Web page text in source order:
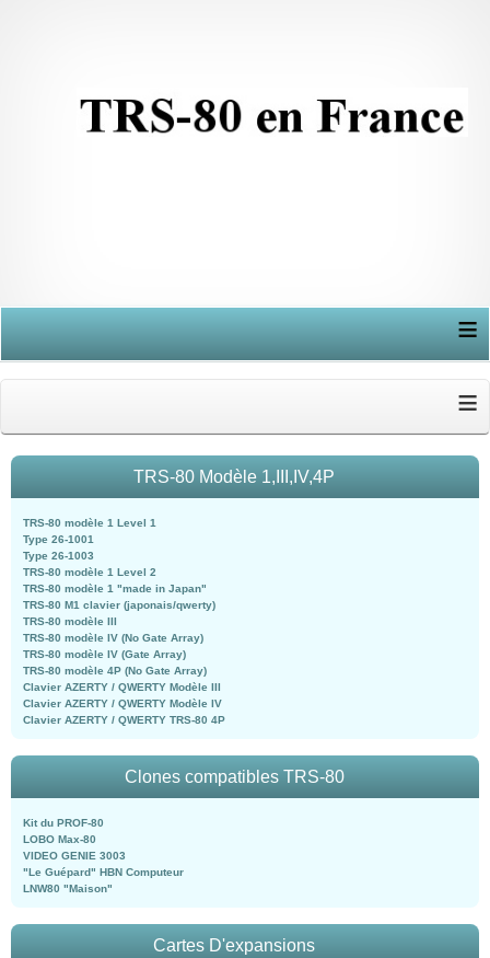
≡
≡
TRS-80 Modèle 1,III,IV,4P
TRS-80 modèle 1 Level 1
Type 26-1001
Type 26-1003
TRS-80 modèle 1 Level 2
TRS-80 modèle 1 "made in Japan"
TRS-80 M1 clavier (japonais/qwerty)
TRS-80 modèle III
TRS-80 modèle IV (No Gate Array)
TRS-80 modèle IV (Gate Array)
TRS-80 modèle 4P (No Gate Array)
Clavier AZERTY / QWERTY Modèle III
Clavier AZERTY / QWERTY Modèle IV
Clavier AZERTY / QWERTY TRS-80 4P
Clones compatibles TRS-80
Kit du PROF-80
LOBO Max-80
VIDEO GENIE 3003
"Le Guépard" HBN Computeur
LNW80 "Maison"
Cartes D'expansions